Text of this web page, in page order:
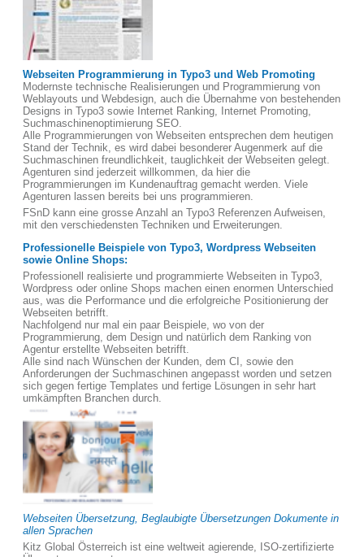
Webseiten Programmierung in Typo3 und Web Promoting
Modernste technische Realisierungen und Programmierung von
Weblayouts und Webdesign, auch die Übernahme von bestehenden
Designs in Typo3 sowie Internet Ranking, Internet Promoting,
Suchmaschinenoptimierung SEO.
Alle Programmierungen von Webseiten entsprechen dem heutigen
Stand der Technik, es wird dabei besonderer Augenmerk auf die
Suchmaschinen freundlichkeit, tauglichkeit der Webseiten gelegt.
Agenturen sind jederzeit willkommen, da hier die
Programmierungen im Kundenauftrag gemacht werden. Viele
Agenturen lassen bereits bei uns programmieren.
FSnD kann eine grosse Anzahl an Typo3 Referenzen Aufweisen,
mit den verschiedensten Techniken und Erweiterungen.
Professionelle Beispiele von Typo3, Wordpress Webseiten
sowie Online Shops:
Professionell realisierte und programmierte Webseiten in Typo3,
Wordpress oder online Shops machen einen enormen Unterschied
aus, was die Performance und die erfolgreiche Positionierung der
Webseiten betrifft.
Nachfolgend nur mal ein paar Beispiele, wo von der
Programmierung, dem Design und natürlich dem Ranking von
Agentur erstellte Webseiten betrifft.
Alle sind nach Wünschen der Kunden, dem CI, sowie den
Anforderungen der Suchmaschinen angepasst worden und setzen
sich gegen fertige Templates und fertige Lösungen in sehr hart
umkämpften Branchen durch.
Webseiten Übersetzung, Beglaubigte Übersetzungen Dokumente in
allen Sprachen
Kitz Global Österreich ist eine weltweit agierende, ISO-zertifizierte